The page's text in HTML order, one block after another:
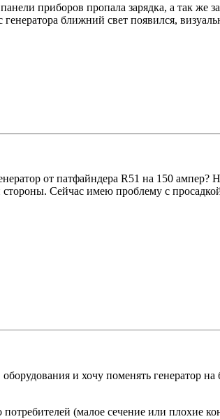
приборов пропала зарядка, а так же
ближний свет появился,
от патфайндера R51 на 150
Сейчас имею проблему с
и хочу поменять генератор на
(малое сечение или плохие